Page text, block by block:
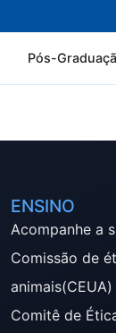
Pós-
ENSINO
Acompanhe a
Comissão de
animais(CEUA)
Comitê de